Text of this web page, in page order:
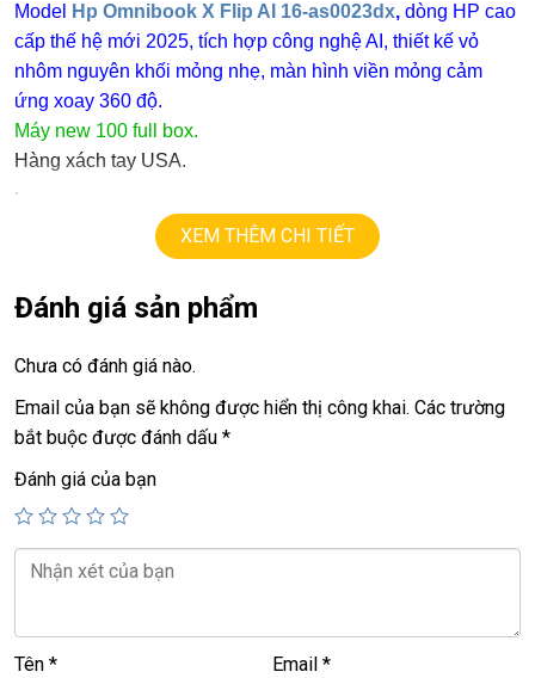
Model Hp Omnibook X Flip AI 16-as0023dx, dòng HP cao
cấp thế hệ mới 2025, tích hợp công nghệ AI, thiết kế vỏ
nhôm nguyên khối mỏng nhẹ, màn hình viền mỏng cảm
ứng xoay 360 độ.
Máy new 100 full box.
Hàng xách tay USA.
.
os windows 11 bản quyền.
AI ultra 7 256V .
+ssd 1TB.
+VgaArc 140V GPU (8G) graphics
+
USB type C, webcam, Face ID….
.
23.9tr.
💻LAPTOP TRIỀU PHÁT • UY TÍN • CHẤT LƯỢNG • GIÁ
TỐT💻
📞 Hotline / Zalo:
XEM THÊM CHI TIẾT
Đánh giá sản phẩm
Chưa có đánh giá nào.
Email của bạn sẽ không được hiển thị công khai. Các trường
bắt buộc được đánh dấu *
Đánh giá của bạn
Tên * Email*